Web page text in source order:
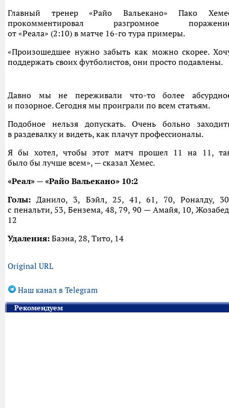
Главный тренер «Райо Вальекано» Пако
прокомментировал разгромное
от «Реала» (2:10) в матче 16-го тура примеры.
«Произошедшее нужно забыть как можно скорее.
поддержать своих футболистов, они просто подавлены.
Давно мы не переживали что-то более
и позорное. Сегодня мы проиграли по всем статьям.
Подобное нельзя допускать. Очень больно
в раздевалку и видеть, как плачут профессионалы.
Я бы хотел, чтобы этот матч прошел 11 на 11,
было бы лучше всем», — сказал Хемес.
«Реал» — «Райо Вальекано» 10:2
Голы: Данило, 3, Бэйл, 25, 41, 61, 70, Роналду,
с пенальти, 53, Бензема, 48, 79, 90 — Амайя, 10,
12
Удаления: Баэна, 28, Тито, 14
Original URL
Наш канал в Telegram
Рекомендуем